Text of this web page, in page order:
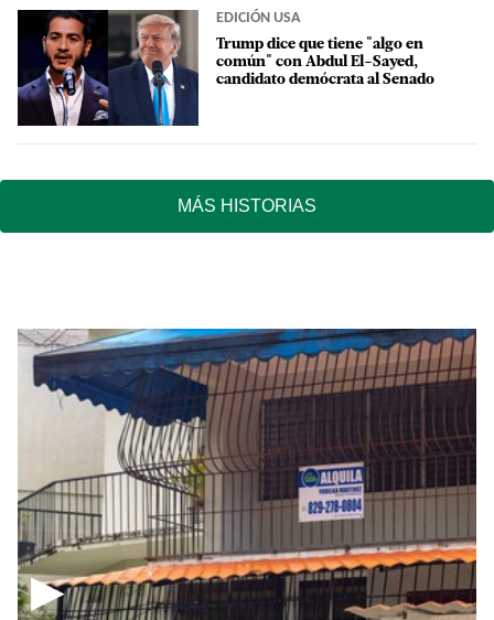
EDICIÓN USA
Trump dice que tiene "algo en
común" con Abdul El-Sayed,
candidato demócrata al Senado
MÁS HISTORIAS
▶